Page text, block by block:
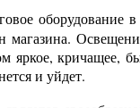
оборудование
магазина.
яркое, кричащее,
и уйдет.